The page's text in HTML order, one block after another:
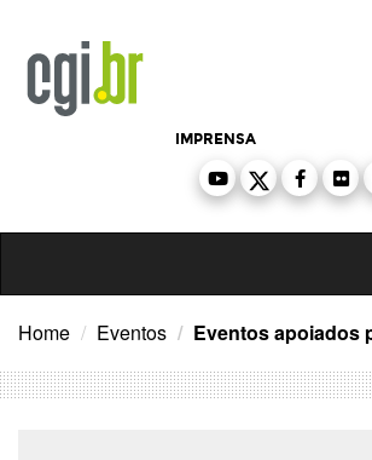
conteúdo
IMPRENSA
Home Eventos Eventos apoiados